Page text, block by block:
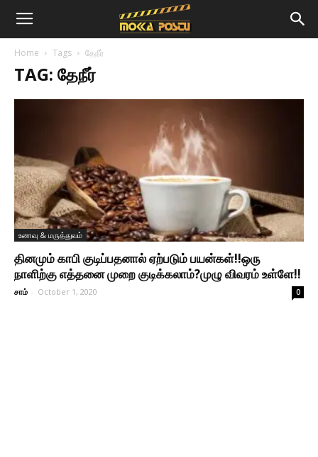
Home Tags தேநீர்
TAG: தேநீர்
உணவு & மருத்துவம்
தினமும் காபி குடிப்பதனால் ஏற்படும் பயன்கள்!!ஒரு
நாளிற்கு எத்தனை முறை குடிக்கலாம்?முழு விவரம் உள்ளே!!
சாம் - October 1, 2020 0